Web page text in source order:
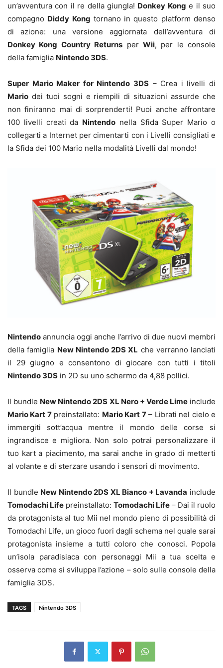
un’avventura con il re della giungla! Donkey Kong e il suo
compagno Diddy Kong tornano in questo platform denso
di azione: una versione aggiornata dell’avventura di
Donkey Kong Country Returns per Wii, per le console
della famiglia Nintendo 3DS.
Super Mario Maker for Nintendo 3DS – Crea i livelli di
Mario dei tuoi sogni e riempili di situazioni assurde che
non finiranno mai di sorprenderti! Puoi anche affrontare
100 livelli creati da Nintendo nella Sfida Super Mario o
collegarti a Internet per cimentarti con i Livelli consigliati e
la Sfida dei 100 Mario nella modalità Livelli dal mondo!
Nintendo annuncia oggi anche l’arrivo di due nuovi membri
della famiglia New Nintendo 2DS XL che verranno lanciati
il 29 giugno e consentono di giocare con tutti i titoli
Nintendo 3DS in 2D su uno schermo da 4,88 pollici.
Il bundle New Nintendo 2DS XL Nero + Verde Limeinclude
Mario Kart 7preinstallato: Mario Kart 7– Librati nel cielo e
immergiti sott’acqua mentre il mondo delle corse si
ingrandisce e migliora. Non solo potrai personalizzare il
tuo kart a piacimento, ma sarai anche in grado di metterti
al volante e di sterzare usando i sensori di movimento.
Il bundle New Nintendo 2DS XL Bianco + Lavanda include
Tomodachi Life preinstallato: Tomodachi Life – Dai il ruolo
da protagonista al tuo Mii nel mondo pieno di possibilità di
Tomodachi Life, un gioco fuori dagli schema nel quale sarai
protagonista insieme a tutti coloro che conosci. Popola
un’isola paradisiaca con personaggi Mii a tua scelta e
osserva come si sviluppa l’azione – solo sulle console della
famiglia 3DS.
TAGS Nintendo 3DS